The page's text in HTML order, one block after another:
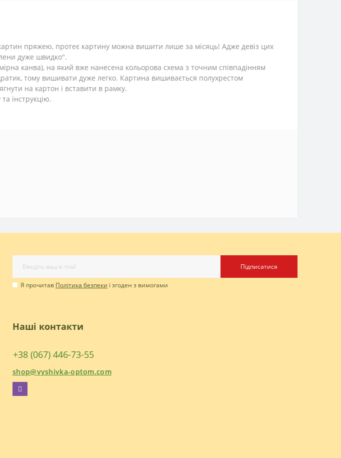
пряжею, протеє картину можна вишити лише за місяць! Адже девіз цих
дуже швидко".
канва), на який вже нанесена кольорова схема з точним співпадінням
тому вишивати дуже легко. Картина вишивається полухрестом
на картон і вставити в рамку.
інструкцію.
Підписатися
Я прочитав Політика безпеки і згоден з вимогами
Наші контакти
+38 (067) 446-73-55
shop@vyshivka-optom.com